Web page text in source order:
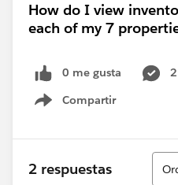
How do I view
each of my 7
0 me gusta
Compartir
Show menu
2 respuestas